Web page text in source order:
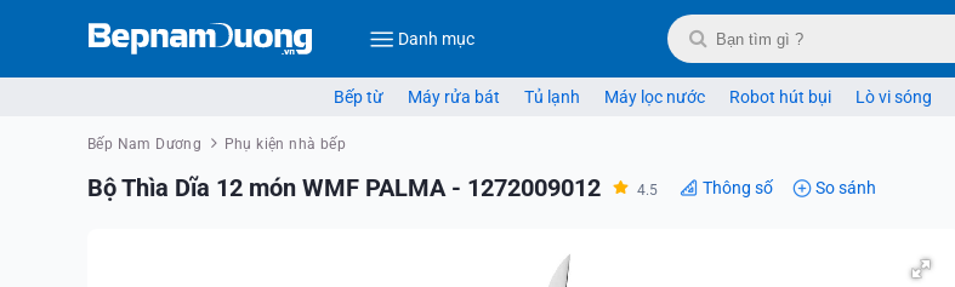
Danh mục
Bếp từ Máy rửa bát Tủ lạnh Máy lọc nước Robot hút bụi Lò vi sóng
Bếp Nam Dương Phụ kiện nhà bếp
Bộ Thìa Dĩa 12 món WMF PALMA - 1272009012 4.5 Thông số So sánh